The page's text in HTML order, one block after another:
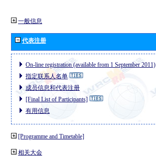
一般信息
代表注册
On-line registration (available from 1 September 2011)
指定联系人名单
成员信息和代表注册
[Final List of Participants]
有用信息
[Programme and Timetable]
相关大会